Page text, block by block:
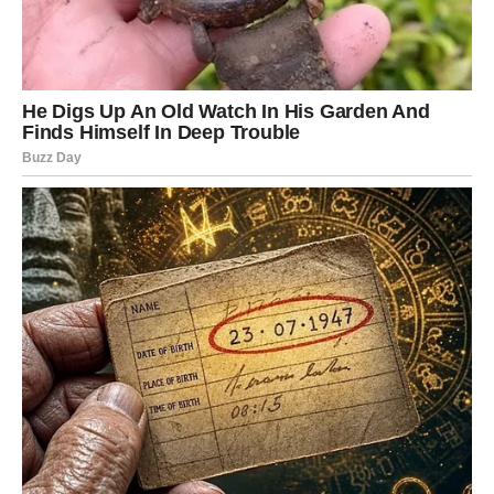
Bik ulazi u period u kojem novac dolazi prirodno, bez
grča i borbe. Posle dužeg vremena finansijske
nesigurnosti ili stagnacije, sada se otvarakanal obilja
donosi stabilnost, luksuz i sigurnost – upravo ono što Bik
najviše ceni.
Zašto se Bik nalazi među najvećim
srećnicima?
Bik je znak koji zna kako dazadrži, uveća i pametno
koristi novac. U ovom periodu, univerzum nagrađuje
njegovu postojanost i praktičnost. Sve što Bik započne
sada ima potencijal da se pretvori udugoročan izvor
prihoda.
Na koje načine Bik dobija novac?